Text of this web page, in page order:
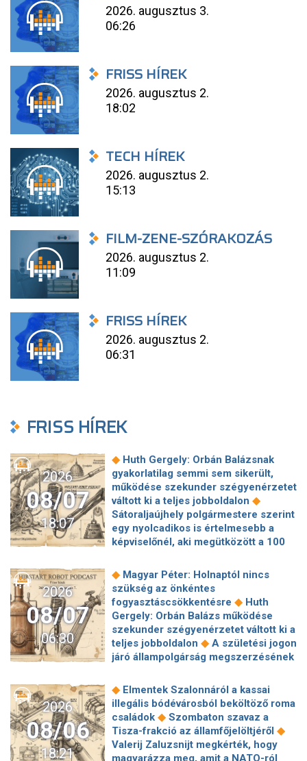
2026. augusztus 3.
06:26
FRISS HÍREK
2026. augusztus 2.
18:02
TECH HÍREK
2026. augusztus 2.
15:13
FILM-ZENE-SZÓRAKOZÁS
2026. augusztus 2.
11:09
FRISS HÍREK
2026. augusztus 2.
06:31
FRISS HÍREK
2026
08/07
18:07
◆ Huth Gergely: Orbán Balázsnak
gyakorlatilag semmi sem sikerült,
működése szekunder szégyenérzetet
váltott ki a teljes jobboldalon ◆
Sátoraljaújhely polgármestere szerint
egy nyolcadikos is értelmesebb a
képviselőnél, aki megütközött a 100
hírszerzés szerint Putyin pár éven
belül megtámadhat egy NATO-
tagállamot ◆ Vitézy Dávid
elmagyarázta, miért Mészárosék
cége nyerte a közbeszerzést
sínhegesztésre◆ Nagy cégek
segítségét kéri Szolnok
polgármestere a 400 kirúgott
mozgolódás a Legfőbb Ügyészségen,
többen kerülnek új pozícióba◆Tarr
Zoltán: Zajlik a közmédia átvilágítása
◆Gajdos László szerint butaság,
hogy a Mol volt jogászára bízták a
2026
08/07
06:30
◆ Magyar Péter: Holnaptól nincs
szükség az önkéntes
fogyasztáscsökkentésre ◆ Huth
Gergely: Orbán Balázs működése
szekunder szégyenérzetet váltott ki a
teljes jobboldalon ◆ A születési jogon
járó állampolgárság megszerzésének
Donald Trump
◆ „Kevésen múlt a
katasztrófa” – szintet léphetett az
orosz hibrid hadviselés ◆
Ákos: Vagyonkezelés közérdekből: mi
jön a kekvák után? ◆ Térképen, ahogy
hajnalban elérte Magyarország
2026
08/06
18:21
◆ Elmentek Szalonnáról a kassai
illegális bódévárosból beköltöző roma
családok ◆ Szombaton szavaz a
Tisza-frakció az államfőjelöltjéről ◆
Valerij Zaluzsnijt megkérték, hogy
magyarázza meg, amit a NATO-ról